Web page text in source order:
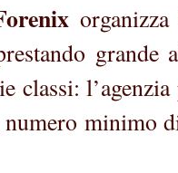
grande
classi:
minimo